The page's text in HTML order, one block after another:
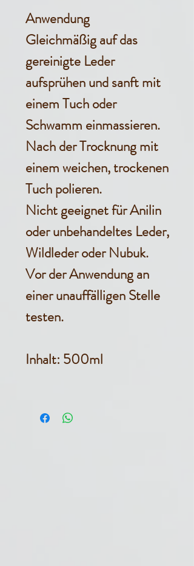
Anwendung
Gleichmäßig auf das
gereinigte Leder
aufsprühen und sanft mit
einem Tuch oder
Schwamm einmassieren.
Nach der Trocknung mit
einem weichen, trockenen
Tuch polieren.
Nicht geeignet für Anilin
oder unbehandeltes Leder,
Wildleder oder Nubuk.
Vor der Anwendung an
einer unauffälligen Stelle
testen.
Inhalt: 500ml